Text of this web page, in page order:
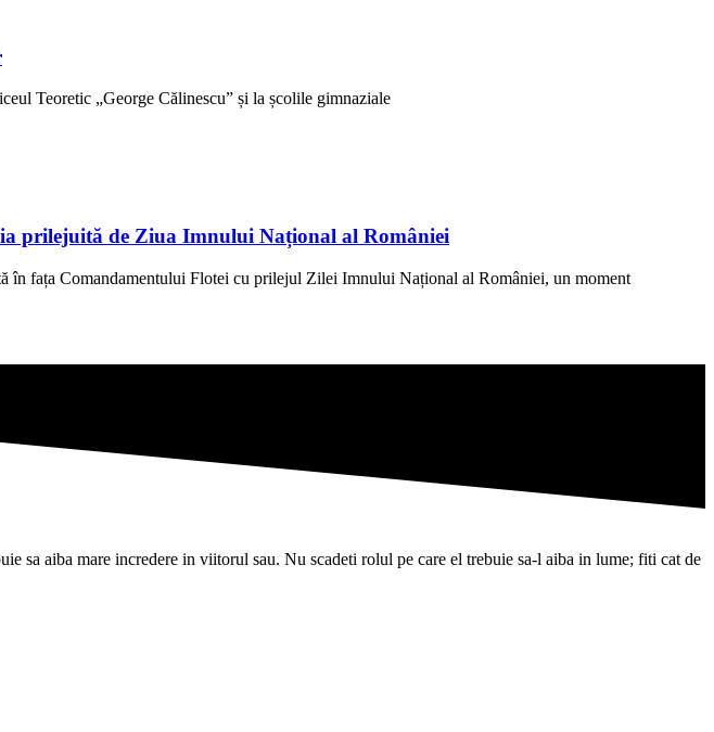
Teoretic „George Călinescu” și la școlile gimnaziale
prilejuită de Ziua Imnului Național al României
în fața Comandamentului Flotei cu prilejul Zilei Imnului Național al României, un moment
sa aiba mare incredere in viitorul sau. Nu scadeti rolul pe care el trebuie sa-l aiba in lume; fiti cat de